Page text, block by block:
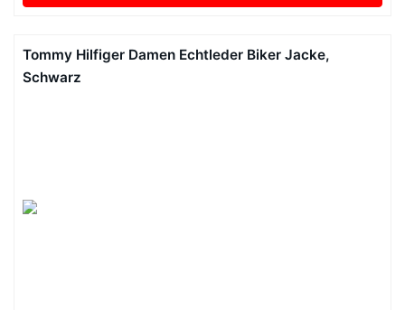
Tommy Hilfiger Damen Echtleder Biker Jacke,
Schwarz